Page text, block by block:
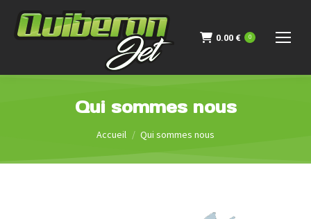
0.00 € 0
Qui sommes nous
Vous êtes ici :
Accueil Qui sommes nous